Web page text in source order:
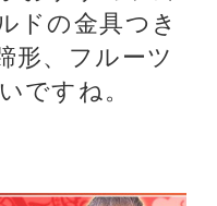
金運